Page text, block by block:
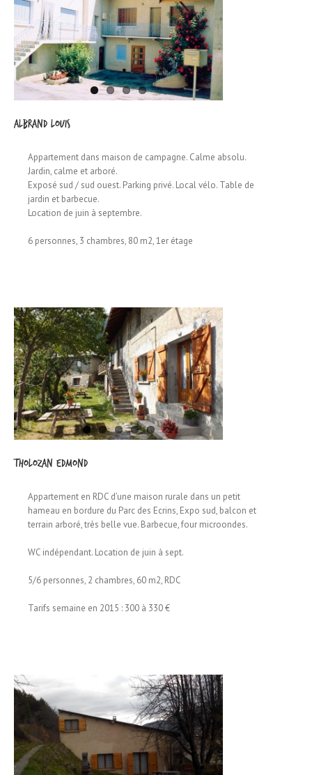
ALBRAND Louis
Appartement dans maison de campagne. Calme absolu.
Jardin, calme et arboré.
Exposé sud / sud ouest. Parking privé. Local vélo. Table de
jardin et barbecue.
Location de juin à septembre.
6 personnes, 3 chambres, 80 m2, 1er étage
THOLOZAN Edmond
Appartement en RDC d’une maison rurale dans un petit
hameau en bordure du Parc des Ecrins, Expo sud, balcon et
terrain arboré, très belle vue. Barbecue, four microondes.
WC indépendant. Location de juin à sept.
5/6 personnes, 2 chambres, 60 m2, RDC
Tarifs semaine en 2015 : 300 à 330 €